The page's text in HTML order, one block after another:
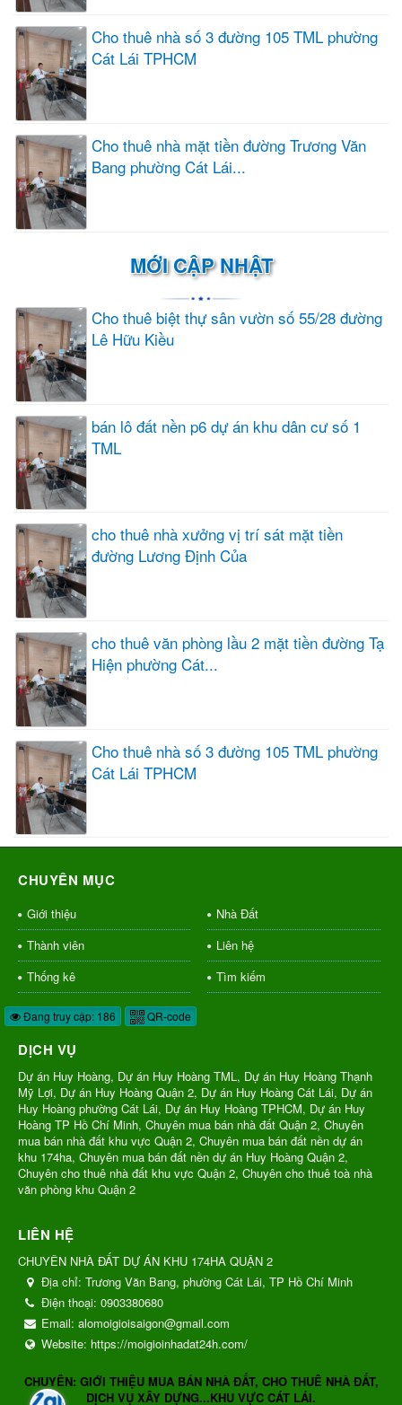
Cho thuê nhà số 3 đường 105 TML phường
Cát Lái TPHCM
Cho thuê nhà mặt tiền đường Trương Văn
Bang phường Cát Lái...
MỚI CẬP NHẬT
Cho thuê biệt thự sân vườn số 55/28 đường
Lê Hữu Kiều
bán lô đất nền p6 dự án khu dân cư số 1
TML
cho thuê nhà xưởng vị trí sát mặt tiền
đường Lương Định Của
cho thuê văn phòng lầu 2 mặt tiền đường Tạ
Hiện phường Cát...
Cho thuê nhà số 3 đường 105 TML phường
Cát Lái TPHCM
CHUYÊN MỤC
Giới thiệu
Nhà Đất
Thành viên
Liên hệ
Thống kê
Tìm kiếm
Đang truy cập: 186 QR-code
DỊCH VỤ
Dự án Huy Hoàng, Dự án Huy Hoàng TML, Dự án Huy Hoàng Thạnh
Mỹ Lợi, Dự án Huy Hoàng Quận 2, Dự án Huy Hoàng Cát Lái, Dự án
Huy Hoàng phường Cát Lái, Dự án Huy Hoàng TPHCM, Dự án Huy
Hoàng TP Hồ Chí Minh, Chuyên mua bán nhà đất Quận 2, Chuyên
mua bán nhà đất khu vực Quận 2, Chuyên mua bán đất nền dự án
khu 174ha, Chuyên mua bán đất nền dự án Huy Hoàng Quận 2,
Chuyên cho thuê nhà đất khu vực Quận 2, Chuyên cho thuê toà nhà
văn phòng khu Quận 2
LIÊN HỆ
CHUYÊN NHÀ ĐẤT DỰ ÁN KHU 174HA QUẬN 2
Địa chỉ: Trương Văn Bang, phường Cát Lái, TP Hồ Chí Minh
Điện thoại: 0903380680
Email: alomoigioisaigon@gmail.com
Website: https://moigioinhadat24h.com/
CHUYÊN: GIỚI THIỆU MUA BÁN NHÀ ĐẤT, CHO THUÊ NHÀ ĐẤT,
DỊCH VỤ XÂY DỰNG...KHU VỰC CÁT LÁI.